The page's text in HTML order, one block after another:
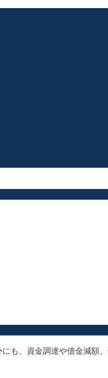
も、資金調達や借金減額